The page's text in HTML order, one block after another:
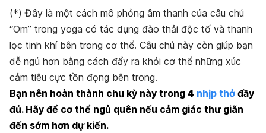
(*) Đây là một cách mô phỏng âm thanh của câu chú
“Om” trong yoga có tác dụng đào thải độc tố và thanh
lọc tinh khí bên trong cơ thể. Câu chú này còn giúp bạn
dễ ngủ hơn bằng cách đẩy ra khỏi cơ thể những xúc
cảm tiêu cực tồn đọng bên trong.
Bạn nên hoàn thành chu kỳ này trong 4 nhịp thở đầy
đủ. Hãy để cơ thể ngủ quên nếu cảm giác thư giãn
đến sớm hơn dự kiến.